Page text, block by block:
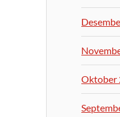
Oktober